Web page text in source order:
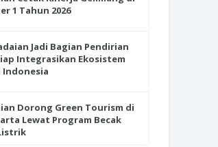
1 Tahun 2026
Jadi Bagian Pendirian
Integrasikan Ekosistem
Indonesia
Dorong Green Tourism di
Lewat Program Becak